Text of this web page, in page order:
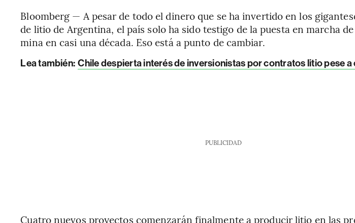
Bloomberg — A pesar de todo el dinero que se ha invertido en los
de litio de Argentina, el país solo ha sido testigo de la puesta en marcha
mina en casi una década. Eso está a punto de cambiar.
Lea también: Chile despierta interés de inversionistas por contratos litio pese
PUBLICIDAD
Cuatro nuevos proyectos comenzarán finalmente a producir litio en las